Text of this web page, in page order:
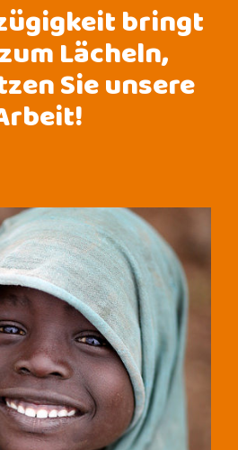
bringt
Lächeln,
Sie unsere